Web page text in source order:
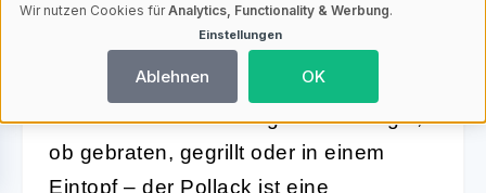
aufregendes Erlebnis, sondern bietet
auch die Möglichkeit, die köstlichen
Eigenschaften dieses Fisches in der
heimischen Küche zu genießen. Egal,
ob gebraten, gegrillt oder in einem
Eintopf – der Pollack ist eine
Wir nutzen Cookies fürAnalytics, Functionality & Werbung.
Einstellungen
Ablehnen OK